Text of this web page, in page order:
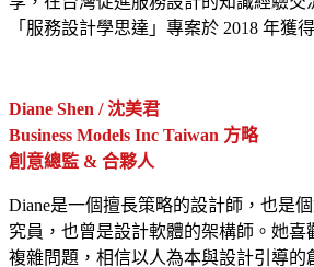
「服務設計學思達」專案於 2018 年獲得
Diane Shen / 沈美君
Business Models Inc Taiwan 方略
創意總監 & 合夥人
Diane是一個擅長策略的設計師，也是
究員，也曾是設計軟體的架構師。她喜
複雜問題，相信以人為本與設計引導的